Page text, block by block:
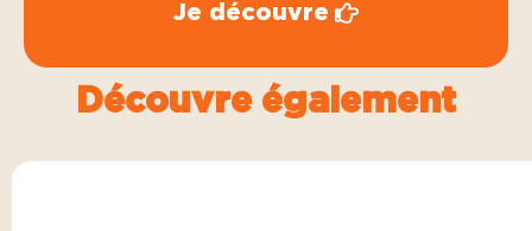
Je découvre
Découvre également